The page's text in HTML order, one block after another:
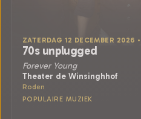
ZATERDAG 12 DECEMBER 2026
70s unplugged
Forever Young
Theater de Winsinghhof
Roden
POPULAIRE MUZIEK